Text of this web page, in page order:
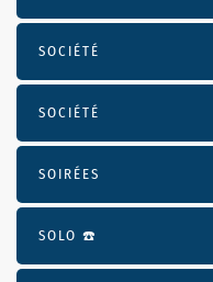
SOCIÉTÉ
SOCIÉTÉ
SOIRÉES
SOLO ☎️